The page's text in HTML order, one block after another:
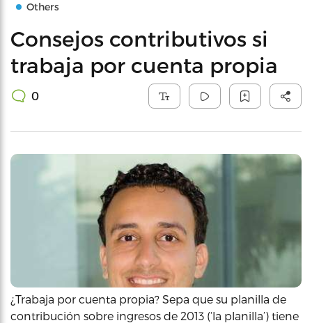
Others
Consejos contributivos si
trabaja por cuenta propia
0
¿Trabaja por cuenta propia? Sepa que su planilla de
contribución sobre ingresos de 2013 (‘la planilla’) tiene